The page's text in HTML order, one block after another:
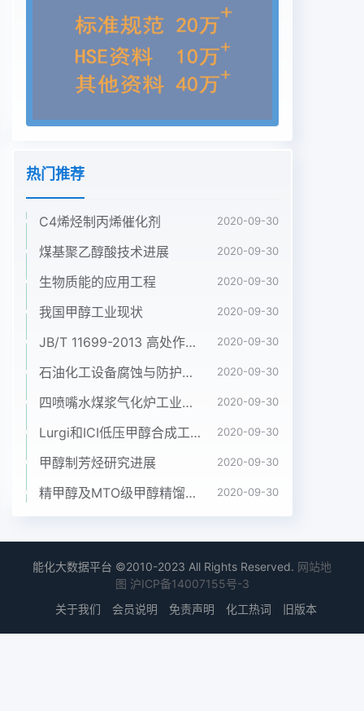
CNMHG如32方法进样测取1.8μL,36μL,72μL分别注
入100mL注射定的色谱图2,由外标法得到甲醇含量为
0.38%,器中,在150℃烘箱中加热汽化,10分钟后取出,
图中峰1为合成气中的甲烷,峰2为甲醇。曹志奎:合成
气中甲醇测定的气相色谱方法改进33方法重复性及
样品回收率的测定准气,按上述实验方法每个标准样
1.0%,2.0%,4.0%的标图1合成气中甲醇色谐图图2实
际样品中甲醇的测定色图表1甲醇标准气体重复性测
定标准浓度(%)1.04.0测定次数
(%)8.248.39表2甲醇加标回收率测定样品加入甲醇
量(%)测定值(%)回收率(%)0.5098.01.90950101.8由
法测定合成气中甲醇含量,分839%,这说明方法的精
密度比较高。离效果好,方法简便,分析快速,重复性好,
准确332回收率的测定度高,在甲醇合成中间控制分
充有定量合用成气成分的橡胶密封住口的玻璃注射器
中,在150℃烘箱中汽化10分钟后取出,稍稍冷却后即
气回收率,测定结果如表2。[]郑维坚.甲醇工学.化学
工业出版社,1999由表2可知,合成气中甲醇加标回收
率为164-16595:0%101.8%,符合对回收率的要求,以
此判定方[2]李彩琴,郭钦才,等.合成工艺气中甲醇含
量法准确度较高,准确可靠。的测定方法研讨34注意
[3]陈小萍.气相色谱法测定丙烯气中微量甲醇的甲醇
热门推荐
C4烯烃制丙烯催化剂 2020-09-30
煤基聚乙醇酸技术进展 2020-09-30
生物质能的应用工程 2020-09-30
我国甲醇工业现状 2020-09-30
JB/T 11699-2013 高处作业吊篮安装、拆卸、使用技术规程 2020-09-30
石油化工设备腐蚀与防护参考书十本免费下载，绝版珍藏 2020-09-30
四喷嘴水煤浆气化炉工业应用情况简介 2020-09-30
Lurgi和ICI低压甲醇合成工艺比较 2020-09-30
甲醇制芳烃研究进展 2020-09-30
精甲醇及MTO级甲醇精馏工艺技术进展 2020-09-30
能化大数据平台 ©2010-2023 All Rights Reserved. 网站地
图 沪ICP备14007155号-3
关于我们
会员说明 免责声明 化工热词 旧版本